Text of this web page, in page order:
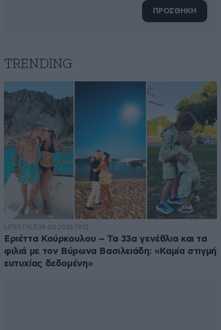
ΠΡΟΣΘΗΚΗ
TRENDING
LIFESTYLE08·08·2026 19:12
Εριέττα Κούρκουλου – Τα 33α γενέθλια και τα
φιλιά με τον Βύρωνα Βασιλειάδη: «Καμία στιγμή
ευτυχίας δεδομένη»